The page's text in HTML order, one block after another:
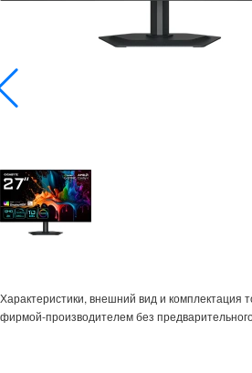
Характеристики, внешний вид и комплектация
фирмой-производителем без